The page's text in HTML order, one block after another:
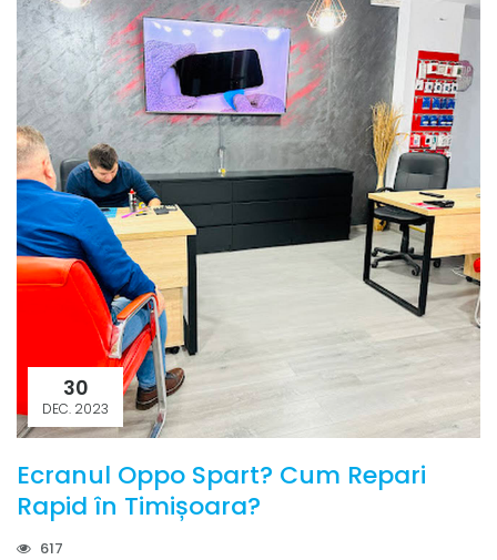
30
DEC. 2023
Ecranul Oppo Spart? Cum Repari
Rapid în Timișoara?
617